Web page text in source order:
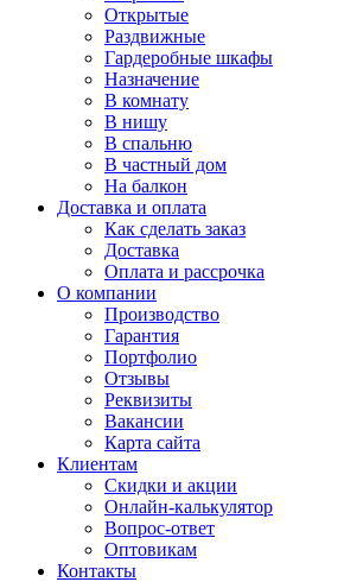
Открытые
Раздвижные
Гардеробные шкафы
Назначение
В комнату
В нишу
В спальню
В частный дом
На балкон
Доставка и оплата
Как сделать заказ
Доставка
Оплата и рассрочка
О компании
Производство
Гарантия
Портфолио
Отзывы
Реквизиты
Вакансии
Карта сайта
Клиентам
Скидки и акции
Онлайн-калькулятор
Вопрос-ответ
Оптовикам
Контакты